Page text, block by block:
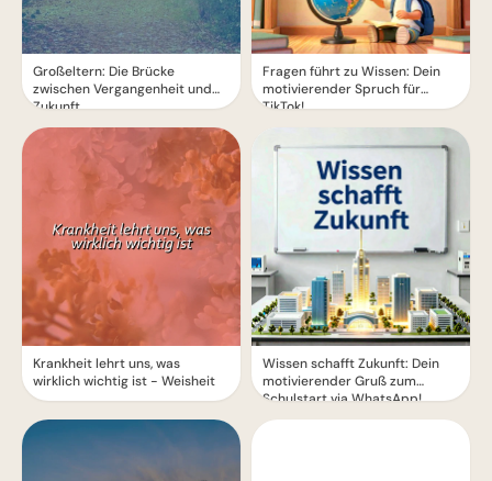
Großeltern: Die Brücke
zwischen Vergangenheit und
Zukunft
Krankheit lehrt uns, was
wirklich wichtig ist - Weisheit
Fragen führt zu Wissen: Dein
motivierender Spruch für
TikTok!
Wissen schafft Zukunft: Dein
motivierender Gruß zum
Schulstart via WhatsApp!